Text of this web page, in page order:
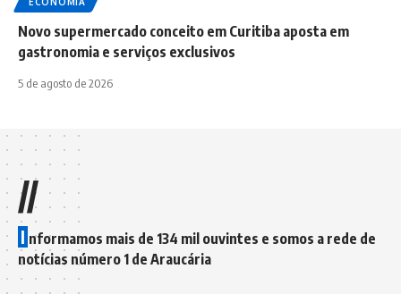
Novo supermercado conceito em Curitiba aposta em
gastronomia e serviços exclusivos
5 de agosto de 2026
//
I nformamos mais de 134 mil ouvintes e somos a rede de
notícias número 1 de Araucária